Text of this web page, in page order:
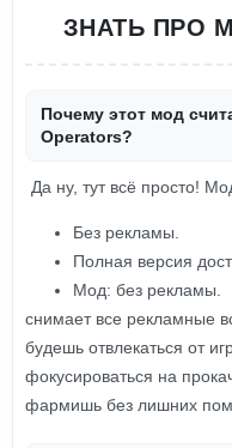
ЗНАТЬ ПРО
Почему этот мод
Operators?
Да ну, тут всё просто!
Без рекламы.
Полная версия
Мод: без рекламы.
снимает все рекламные
будешь отвлекаться от
фокусироваться на
фармишь без лишних